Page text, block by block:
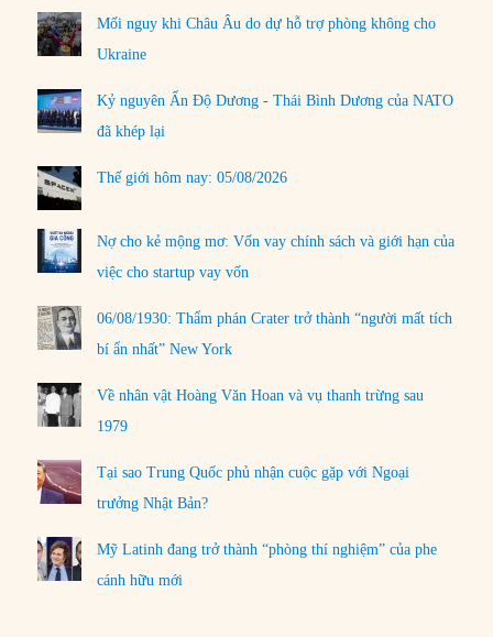
Mối nguy khi Châu Âu do dự hỗ trợ phòng không cho
Ukraine
Kỷ nguyên Ấn Độ Dương - Thái Bình Dương của NATO
đã khép lại
Thế giới hôm nay: 05/08/2026
Nợ cho kẻ mộng mơ: Vốn vay chính sách và giới hạn của
việc cho startup vay vốn
06/08/1930: Thẩm phán Crater trở thành “người mất tích
bí ẩn nhất” New York
Về nhân vật Hoàng Văn Hoan và vụ thanh trừng sau
1979
Tại sao Trung Quốc phủ nhận cuộc gặp với Ngoại
trưởng Nhật Bản?
Mỹ Latinh đang trở thành “phòng thí nghiệm” của phe
cánh hữu mới